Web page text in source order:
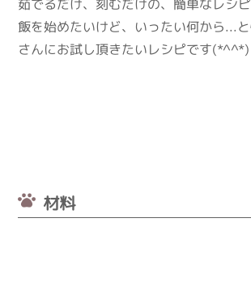
茹でるだけ、刻むだけの、簡単なレシ
飯を始めたいけど、いったい何から...
さんにお試し頂きたいレシピです(*^^*)
材料